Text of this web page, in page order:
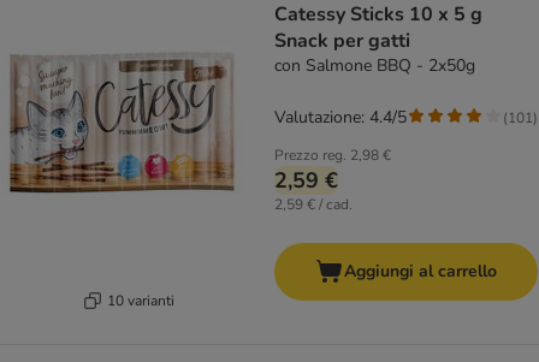
10 varianti
Catessy Sticks 10 x 5 g
Snack per gatti
con Salmone BBQ - 2x50g
Prezzo reg. 2,98 €
2,59 €
2,59 € / cad.
Valutazione: 4.4/5 (101)
Aggiungi al carrello